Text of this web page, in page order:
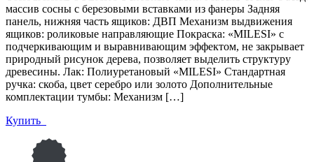
массив сосны с березовыми вставками из фанеры Задняя
панель, нижняя часть ящиков: ДВП Механизм выдвижения
ящиков: роликовые направляющие Покраска: «MILESI» с
подчеркивающим и выравнивающим эффектом, не закрывает
природный рисунок дерева, позволяет выделить структуру
древесины. Лак: Полиуретановый «MILESI» Стандартная
ручка: скоба, цвет серебро или золото Дополнительные
комплектации тумбы: Механизм […]
Купить